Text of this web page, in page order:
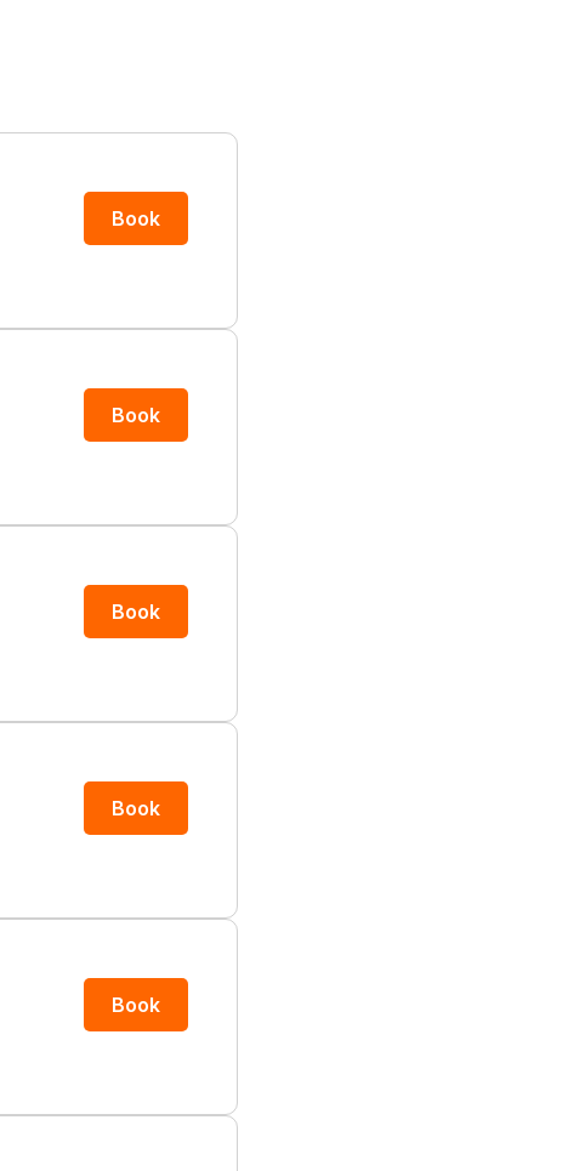
Book
Book
Book
Book
Book